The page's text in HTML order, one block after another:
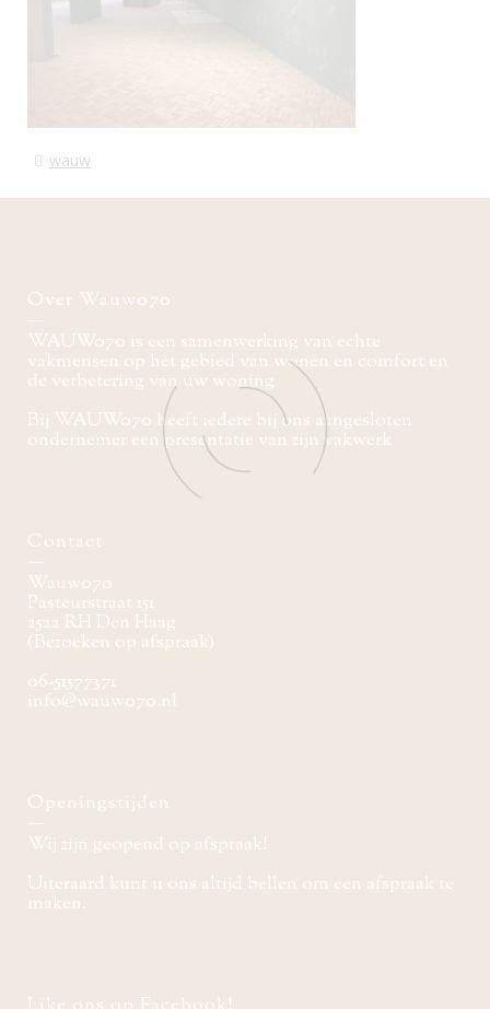
wauw
Over Wauw070
WAUW070 is een samenwerking van echte
vakmensen op het gebied van wonen en comfort en
de verbetering van uw woning
Bij WAUW070 heeft iedere bij ons aangesloten
ondernemer een presentatie van zijn vakwerk
Contact
Wauw070
Pasteurstraat 151
2522 RH Den Haag
(Bezoeken op afspraak)
06-51577371
info@wauw070.nl
Openingstijden
Wij zijn geopend op afspraak!
Uiteraard kunt u ons altijd bellen om een afspraak te
maken.